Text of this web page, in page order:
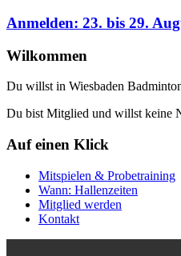
Anmelden: 23. bis 29.
Wilkommen
Du willst in Wiesbaden
Du bist Mitglied und willst keine
Auf einen Klick
Mitspielen & Probetraining
Wann: Hallenzeiten
Mitglied werden
Kontakt